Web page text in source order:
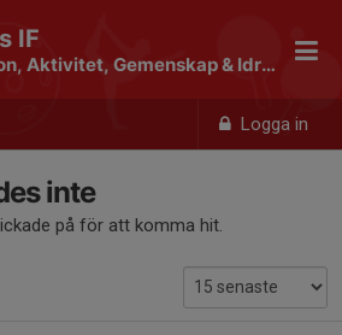
Logga in
IF
MAGI - Motion, Aktivitet, Gemenskap & Idrott
inte
på för att komma hit.